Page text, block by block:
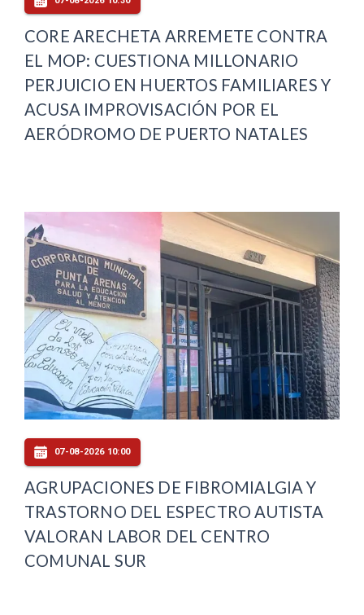
CORE ARECHETA ARREMETE CONTRA
EL MOP: CUESTIONA MILLONARIO
PERJUICIO EN HUERTOS FAMILIARES Y
ACUSA IMPROVISACIÓN POR EL
AERÓDROMO DE PUERTO NATALES
07-08-2026 10:00
AGRUPACIONES DE FIBROMIALGIA Y
TRASTORNO DEL ESPECTRO AUTISTA
VALORAN LABOR DEL CENTRO
COMUNAL SUR